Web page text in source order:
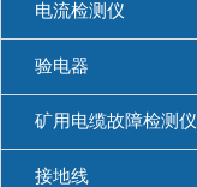
电流检测仪
验电器
矿用电缆故障检测仪
接地线